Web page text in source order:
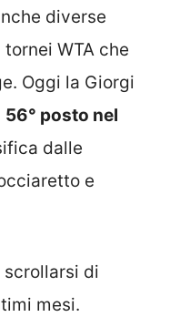
diverse
WTA che
Oggi la Giorgi
56° posto nel
dalle
e
scrollarsi di
mesi.